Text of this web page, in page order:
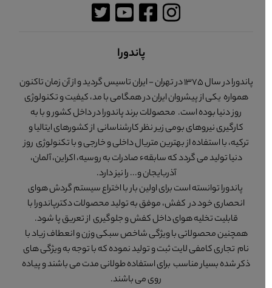
پاندورا
پاندورا در سال 1375 در تهران - ایران تاسیس گردید و از آن زمان تاکنون
همواره یکی از پیشروان ایران در همگامی با مد، کیفیت و تکنولوژی
روز دنیا بوده است. محصولات برند پاندورا در داخل کشور و با به
کارگیری نیروهای بومی زیر نظر کارشناسانی از کشورهای ایتالیا و
ترکیه، با استفاده از بهترین متریال داخلی و خارجی و با تکنولوژی روز
دنیا تولید می گردد که سابقهء صادرات به روسیه، اکراین، آلمان،
آذربایجان و... را نیز دارد.
پاندورا توانسته است برای اولین بار با اختراع سیستم گردش هوای
انحصاری خود در کفش، موفق به تولید محصولات دکترپاندورا با
قابلیت تخلیه هوای داخل کفش و جلوگیری از تعریق پا شود.
همچنین محصولاتی با ویژگی شاخص سبکی وزن و انعطاف زیاد با
نام تجاری کامفی لایت ثبت و تولید نموده که با توجه به ویژگی های
ذکر شده بسیار مناسب برای استفاده طولانی مدت می باشند و پیاده
روی می باشند.